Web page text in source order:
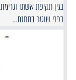
בגין תקיפת אשתו
בפני שוטר בתחנת…